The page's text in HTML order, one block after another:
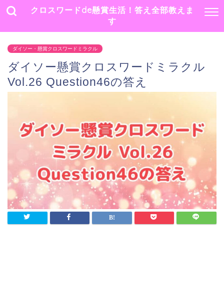
クロスワードde懸賞生活！答え全部教えま
す
ダイソー・懸賞クロスワードミラクル
ダイソー懸賞クロスワードミラクル
Vol.26 Question46の答え